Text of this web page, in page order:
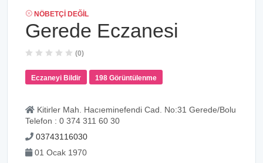
NÖBETÇI DEĞIL
Gerede Eczanesi
(0)
Eczaneyi Bildir 198 Görüntülenme
Kitirler Mah. Hacıeminefendi Cad. No:31 Gerede/Bolu
Telefon : 0 374 311 60 30
03743116030
01 Ocak 1970